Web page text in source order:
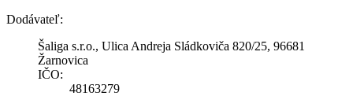
Dodávateľ:
Šaliga s.r.o., Ulica Andreja Sládkoviča 820/25, 96681
Žarnovica
IČO:
48163279